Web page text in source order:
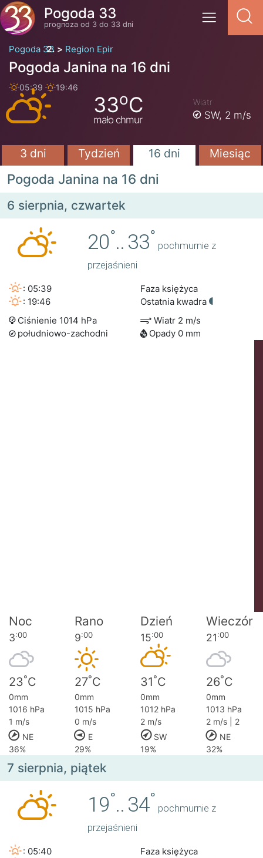
Pogoda 33
prognoza od 3 do 33 dni
Pogoda 33 Region Epir
Pogoda Janina na 16 dni
05:39 19:46
33oC
mało chmur
Wiatr
SW, 2 m/s
3 dni Tydzień 16 dni Miesiąc
Pogoda Janina na 16 dni
6 sierpnia, czwartek
20°.. 33°
pochmurnie z
przejaśnieni
: 05:39
: 19:46
Faza księżyca
Ostatnia kwadra
Ciśnienie 1014 hPa
Wiatr 2 m/s
południowo-zachodni
Opady 0 mm
Noc Rano Dzień Wieczór
3:00 9:00 15:00 21:00
23°C 27°C 31°C 26°C
0mm 0mm 0mm
0mm
1016 hPa
1015 hPa 1012 hPa
1013 hPa
1 m/s
0 m/s 2 m/s
2 m/s | 2
NE
E SW
NE
36%
29% 19% 32%
7 sierpnia, piątek
19°.. 34°
pochmurnie z
przejaśnieni
: 05:40
Faza księżyca